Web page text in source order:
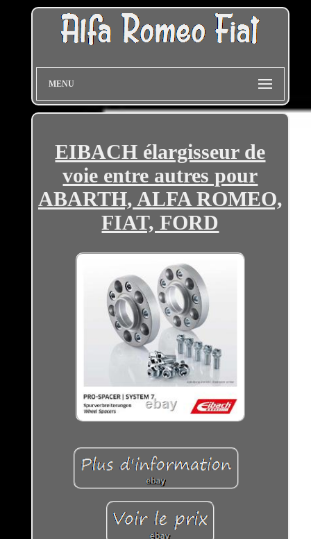
MENU
EIBACH élargisseur de
voie entre autres pour
ABARTH, ALFA ROMEO,
FIAT, FORD